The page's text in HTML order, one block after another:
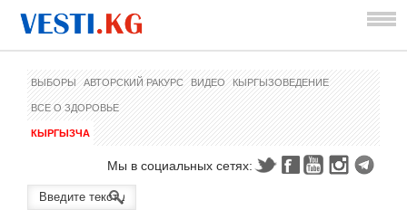
ВЫБОРЫ АВТОРСКИЙ РАКУРС ВИДЕО КЫРГЫЗОВЕДЕНИЕ
ВСЕ О ЗДОРОВЬЕ
КЫРГЫЗЧА
Мы в социальных сетях: